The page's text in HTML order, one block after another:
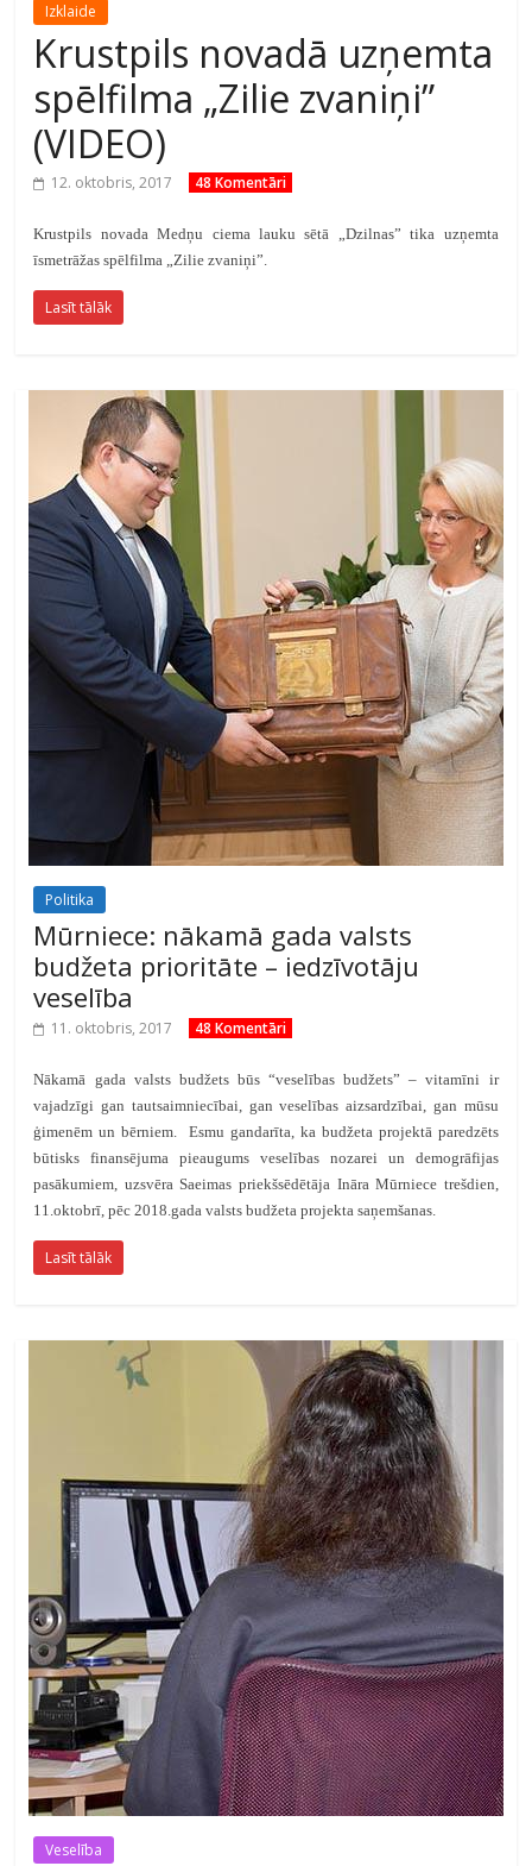
Izklaide
Krustpils novadā uzņemta
spēlfilma „Zilie zvaniņi”
(VIDEO)
12. oktobris, 2017 48 Komentāri
Krustpils novada Medņu ciema lauku sētā „Dzilnas” tika uzņemta
īsmetrāžas spēlfilma „Zilie zvaniņi”.
Lasīt tālāk
Politika
Mūrniece: nākamā gada valsts
budžeta prioritāte – iedzīvotāju
veselība
11. oktobris, 2017 48 Komentāri
Nākamā gada valsts budžets būs “veselības budžets” – vitamīni ir
vajadzīgi gan tautsaimniecībai, gan veselības aizsardzībai, gan mūsu
ģimenēm un bērniem. Esmu gandarīta, ka budžeta projektā paredzēts
būtisks finansējuma pieaugums veselības nozarei un demogrāfijas
pasākumiem, uzsvēra Saeimas priekšsēdētāja Ināra Mūrniece trešdien,
11.oktobrī, pēc 2018.gada valsts budžeta projekta saņemšanas.
Lasīt tālāk
Veselība